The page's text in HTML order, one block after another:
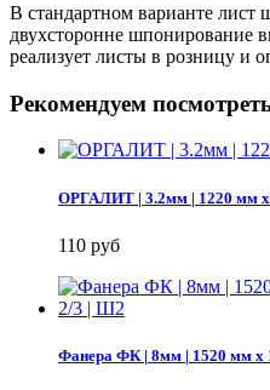
В стандартном варианте лист
двухсторонне шпонирование
реализует листы в розницу и
Рекомендуем
ОРГАЛИТ | 3.2мм | 1220 мм
110 руб
Фанера ФК | 8мм | 1520 мм х